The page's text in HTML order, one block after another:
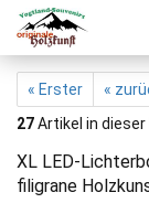
« Erster «
27Artikel in
XL LED-
filigrane